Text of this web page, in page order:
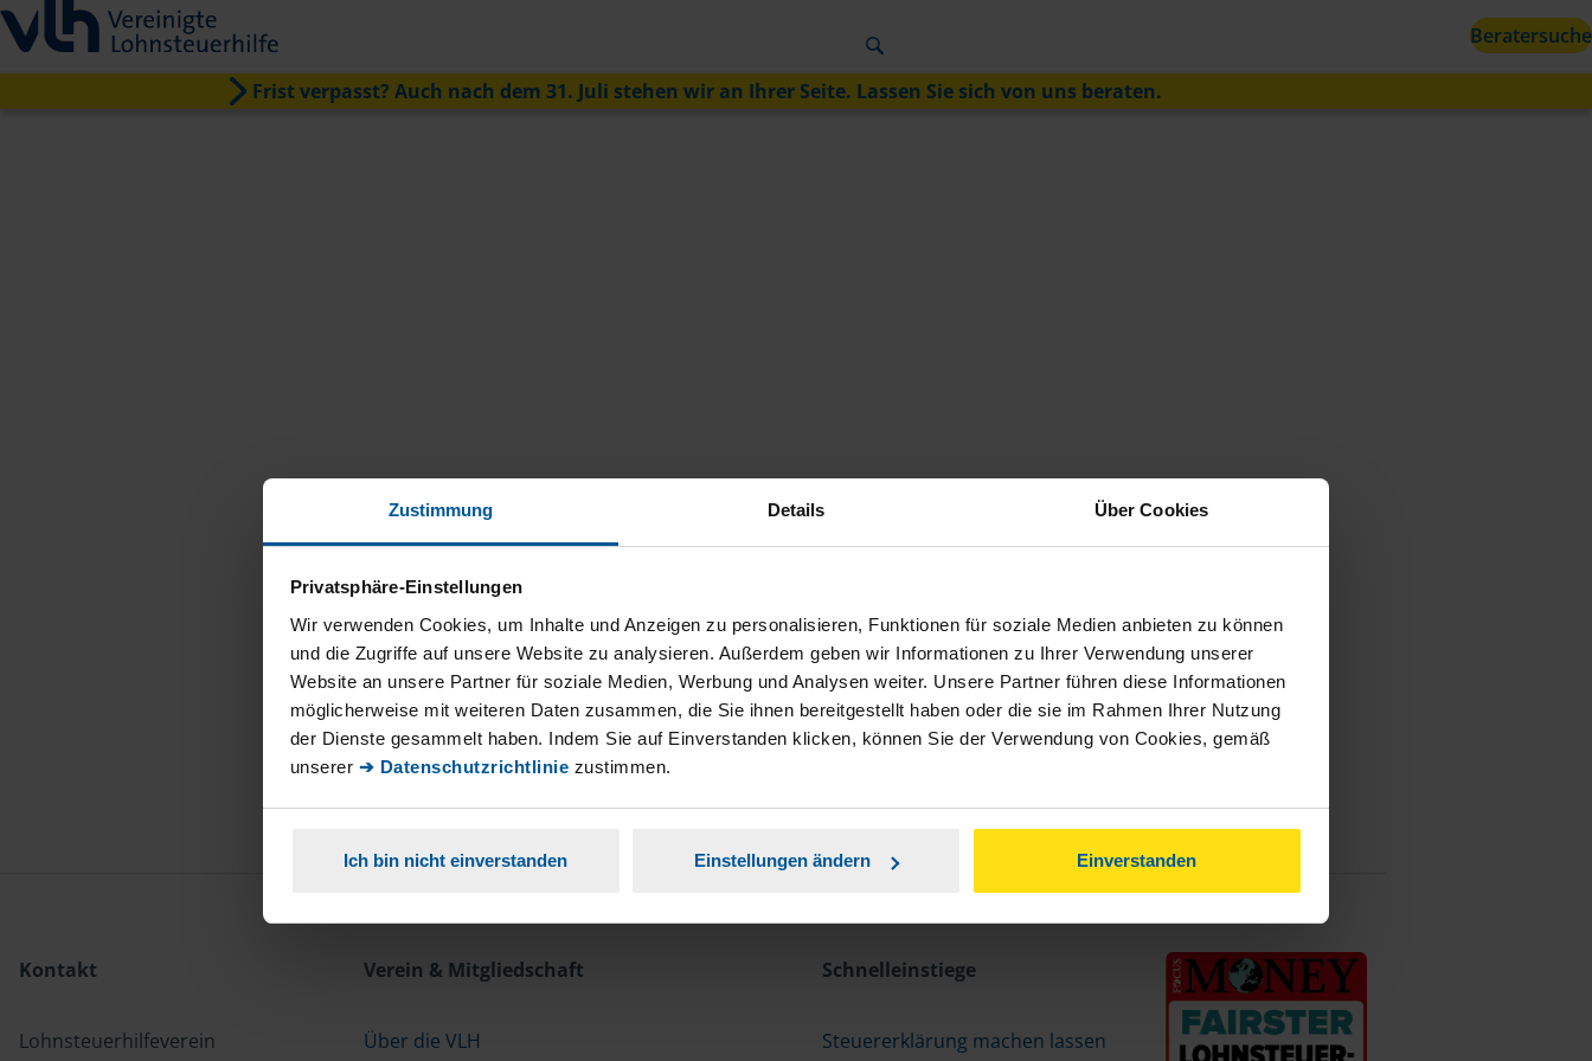
Zustimmung Details Über Cookies
Privatsphäre-Einstellungen
Wir verwenden Cookies, um Inhalte und Anzeigen zu personalisieren, Funktionen für soziale Medien anbieten zu können
und die Zugriffe auf unsere Website zu analysieren. Außerdem geben wir Informationen zu Ihrer Verwendung unserer
Website an unsere Partner für soziale Medien, Werbung und Analysen weiter. Unsere Partner führen diese Informationen
möglicherweise mit weiteren Daten zusammen, die Sie ihnen bereitgestellt haben oder die sie im Rahmen Ihrer Nutzung
der Dienste gesammelt haben. Indem Sie auf Einverstanden klicken, können Sie der Verwendung von Cookies, gemäß
unserer ➔ Datenschutzrichtlinie zustimmen.
Ich bin nicht einverstanden Einstellungen ändern Einverstanden
Beratersuche
Frist verpasst? Auch nach dem 31. Juli stehen wir an Ihrer Seite. Lassen Sie sich von uns beraten.
Kontakt
Lohnsteuerhilfeverein
Verein & Mitgliedschaft
Über die VLH
Schnelleinstiege
Steuererklärung machen lassen